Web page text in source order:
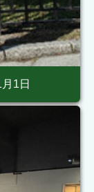
1日